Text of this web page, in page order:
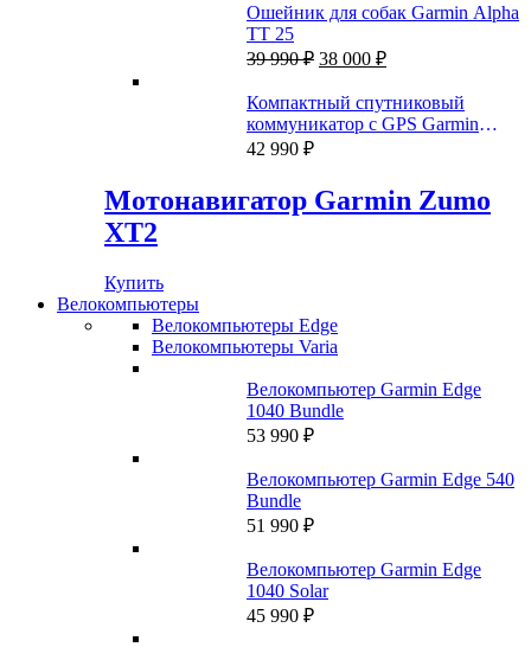
Ошейник для собак Garmin Alpha
TT 25
39 990₽ Первоначальная
составляла
39
38 000 ₽Текущая
38
000 ₽.
Компактный спутниковый
коммуникатор c GPS Garmin
inReach Mini 2 Огненно-красный
42 990 ₽
Мотонавигатор Garmin Zumo
XT2
Купить
Велокомпьютеры
Велокомпьютеры Edge
Велокомпьютеры Varia
Велокомпьютер Garmin Edge
1040 Bundle
53 990 ₽
Велокомпьютер Garmin Edge 540
Bundle
51 990 ₽
Велокомпьютер Garmin Edge
1040 Solar
45 990 ₽